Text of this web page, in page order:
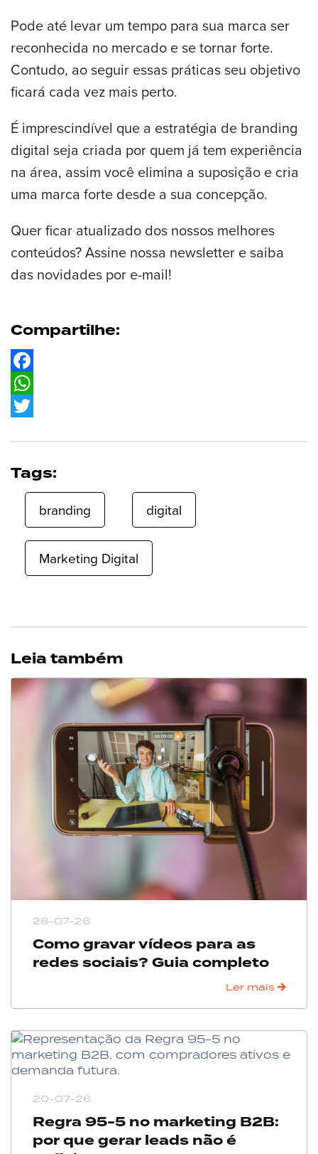
Pode até levar um tempo para sua marca ser
reconhecida no mercado e se tornar forte.
Contudo, ao seguir essas práticas seu objetivo
ficará cada vez mais perto.
É imprescindível que a estratégia de branding
digital seja criada por quem já tem experiência
na área, assim você elimina a suposição e cria
uma marca forte desde a sua concepção.
Quer ficar atualizado dos nossos melhores
conteúdos? Assine nossa newsletter e saiba
das novidades por e-mail!
Compartilhe:
Facebook
WhatsApp
Tags:
branding digital
Marketing Digital
Leia também
28-07-26
Como gravar vídeos para as
redes sociais? Guia completo
Ler mais
20-07-26
Regra 95-5 no marketing B2B:
por que gerar leads não é